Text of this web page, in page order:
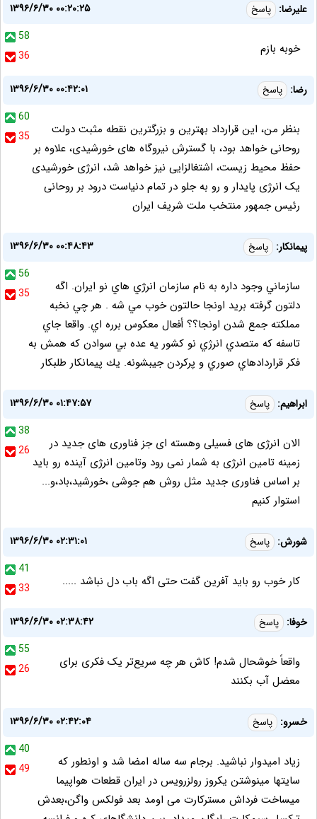
علیرضا: پاسخ
۱۳۹۶/۶/۳۰ ۰۰:۲۰:۲۵
58
36
خوبه بازم
رضا: پاسخ
۱۳۹۶/۶/۳۰ ۰۰:۴۲:۰۱
60
35
بنظر من، این قرارداد بهترین و بزرگترین نقطه مثبت دولت
روحانی خواهد بود، با گسترش نیروگاه های خورشیدی، علاوه بر
حفظ محیط زیست، اشتغالزایی نیز خواهد شد، انرژی خورشیدی
یک انرژی پایدار و رو به جلو در تمام دنیاست درود بر روحانی
رئیس جمهور منتخب ملت شریف ایران
پيمانكار: پاسخ
۱۳۹۶/۶/۳۰ ۰۰:۴۸:۴۳
56
35
سازماني وجود داره به نام سازمان انرژي هاي نو ايران. اگه
دلتون گرفته بريد اونجا حالتون خوب مي شه . هر چي نخبه
مملكته جمع شدن اونجا؟؟ أفعال معكوس برره اي. واقعا جاي
تاسفه كه متصدي انرژي نو كشور يه عده بي سوادن كه همش به
فكر قراردادهاي صوري و پركردن جيبشونه. يك پيمانكار طلبكار
ابراهیم: پاسخ
۱۳۹۶/۶/۳۰ ۰۱:۴۷:۵۷
38
26
الان انرژی های فسیلی وهسته ای جز فناوری های جدید در
زمینه تامین انرژی به شمار نمی رود وتامین انرژی آینده رو باید
بر اساس فناوری جدید مثل روش هم جوشی ،خورشید،باد،و...
استوار کنیم
شورش: پاسخ
۱۳۹۶/۶/۳۰ ۰۲:۳۱:۰۱
41
33
کار خوب رو باید آفرین گفت حتی اگه باب دل نباشد .....
خوفا: پاسخ
۱۳۹۶/۶/۳۰ ۰۲:۳۸:۴۲
55
26
واقعاً خوشحال شدم! کاش هر چه سریع‌تر یک فکری برای
معضل آب بکنند
خسرو: پاسخ
۱۳۹۶/۶/۳۰ ۰۲:۴۲:۰۴
40
49
زیاد امیدوار نباشید. برجام سه ساله امضا شد و اونطور که
سایتها مینوشتن یکروز رولزرویس در ایران قطعات هواپیما
میساخت فرداش مسترکارت می اومد بعد فولکس واگن،بعدش